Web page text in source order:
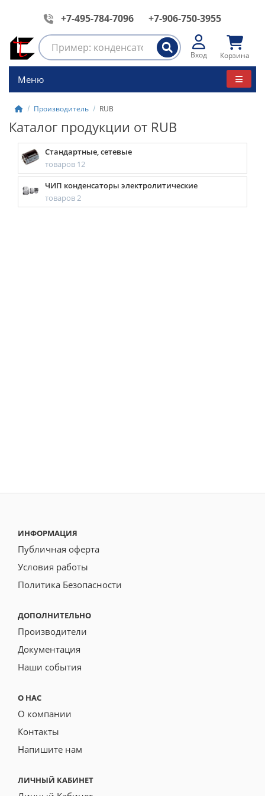
+7-495-784-7096 +7-906-750-3955
Вход Корзина
Меню
Производитель RUB
Каталог продукции от RUB
Стандартные, сетевые
товаров 12
ЧИП конденсаторы электролитические
товаров 2
ИНФОРМАЦИЯ
Публичная оферта
Условия работы
Политика Безопасности
ДОПОЛНИТЕЛЬНО
Производители
Документация
Наши события
О НАС
О компании
Контакты
Напишите нам
ЛИЧНЫЙ КАБИНЕТ